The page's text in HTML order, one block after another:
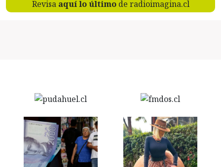
Revisa aquí lo últimode radioimagina.cl